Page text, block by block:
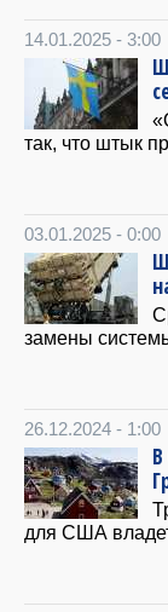
14.01.2025 - 3:00
так, что штык
03.01.2025 - 0:00
замены
26.12.2024 - 1:00
для США